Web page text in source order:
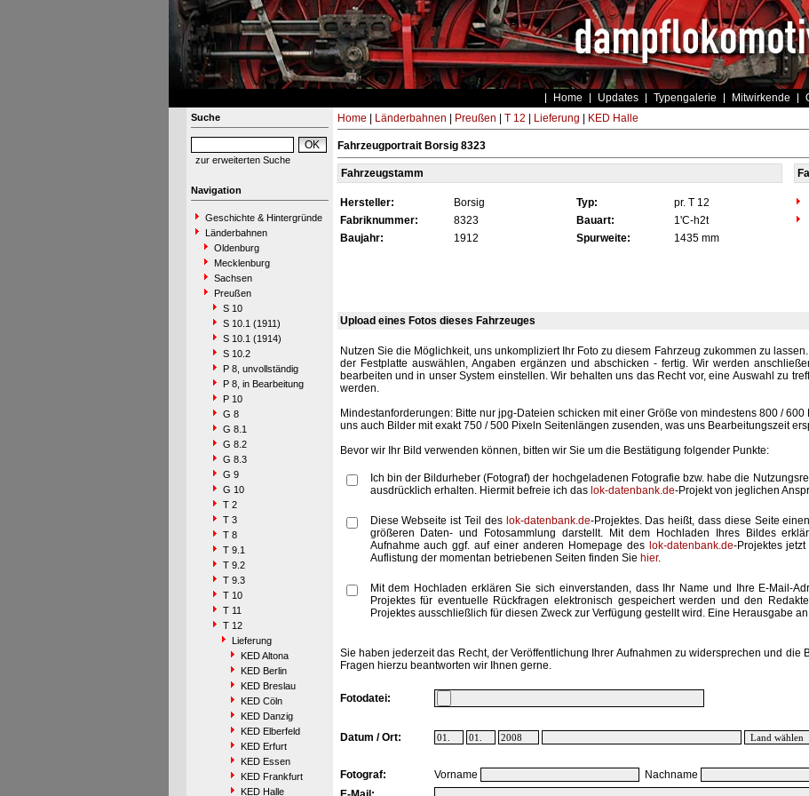
Home Updates Typengalerie Mitwirkende
Suche
zur erweiterten Suche
Navigation
Geschichte & Hintergründe
Länderbahnen
Oldenburg
Mecklenburg
Sachsen
Preußen
S 10
S 10.1 (1911)
S 10.1 (1914)
S 10.2
P 8, unvollständig
P 8, in Bearbeitung
P 10
G 8
G 8.1
G 8.2
G 8.3
G 9
G 10
T 2
T 3
T 8
T 9.1
T 9.2
T 9.3
T 10
T 11
T 12
Lieferung
KED Altona
KED Berlin
KED Breslau
KED Cöln
KED Danzig
KED Elberfeld
KED Erfurt
KED Essen
KED Frankfurt
KED Halle
Home Länderbahnen Preußen T 12 Lieferung KED Halle
Fahrzeugportrait Borsig 8323
Fahrzeugstamm
Hersteller: Borsig Typ: pr. T 12
Fabriknummer:
8323 Bauart: 1'C-h2t
Baujahr:
1912 Spurweite: 1435 mm
Upload eines Fotos dieses Fahrzeuges
Nutzen Sie die Möglichkeit, uns unkompliziert Ihr Foto zu diesem Fahrzeug zukommen zu
der Festplatte auswählen, Angaben ergänzen und abschicken - fertig. Wir werden
bearbeiten und in unser System einstellen. Wir behalten uns das Recht vor, eine Auswahl zu
werden.
Mindestanforderungen: Bitte nur jpg-Dateien schicken mit einer Größe von mindestens 800 /
uns auch Bilder mit exakt 750 / 500 Pixeln Seitenlängen zusenden, was uns Bearbeitungszeit
Bevor wir Ihr Bild verwenden können, bitten wir Sie um die Bestätigung folgender Punkte:
Ich bin der Bildurheber (Fotograf) der hochgeladenen Fotografie bzw. habe die
ausdrücklich erhalten. Hiermit befreie ich das lok-datenbank.de-Projekt von jeglichen
Diese Webseite ist Teil des lok-datenbank.de-Projektes. Das heißt, dass diese Seite
größeren Daten- und Fotosammlung darstellt. Mit dem Hochladen Ihres Bildes
Aufnahme auch ggf. auf einer anderen Homepage des lok-datenbank.de-Projektes
Auflistung der momentan betriebenen Seiten finden Sie hier.
Mit dem Hochladen erklären Sie sich einverstanden, dass Ihr Name und Ihre E-Mail-
Projektes für eventuelle Rückfragen elektronisch gespeichert werden und den
Projektes ausschließlich für diesen Zweck zur Verfügung gestellt wird. Eine Herausgabe
Sie haben jederzeit das Recht, der Veröffentlichung Ihrer Aufnahmen zu widersprechen und die
Fragen hierzu beantworten wir Ihnen gerne.
Fotodatei:
Datum / Ort:
Fotograf: Vorname
Nachname